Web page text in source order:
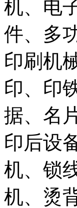
机、电
件、多
印刷机
印、印
据、名
印后设
机、锁
机、烫